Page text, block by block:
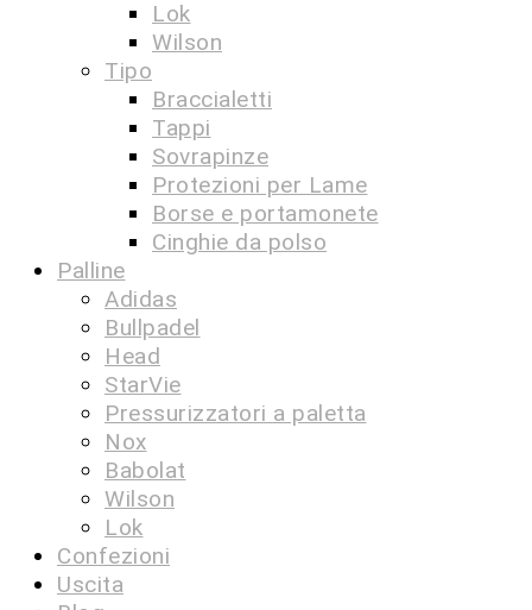
Lok
Wilson
Tipo
Braccialetti
Tappi
Sovrapinze
Protezioni per Lame
Borse e portamonete
Cinghie da polso
Palline
Adidas
Bullpadel
Head
StarVie
Pressurizzatori a paletta
Nox
Babolat
Wilson
Lok
Confezioni
Uscita